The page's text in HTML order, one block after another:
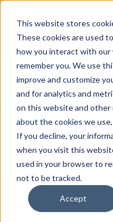
This website stores
These cookies are used
how you interact with our
remember you. We use
improve and customize
and for analytics and
on this website and other
about the cookies we
If you decline, your
when you visit this
used in your browser to
not to be tracked.
Accept
Arcede
Kontakt
Arcede Pharma är ett